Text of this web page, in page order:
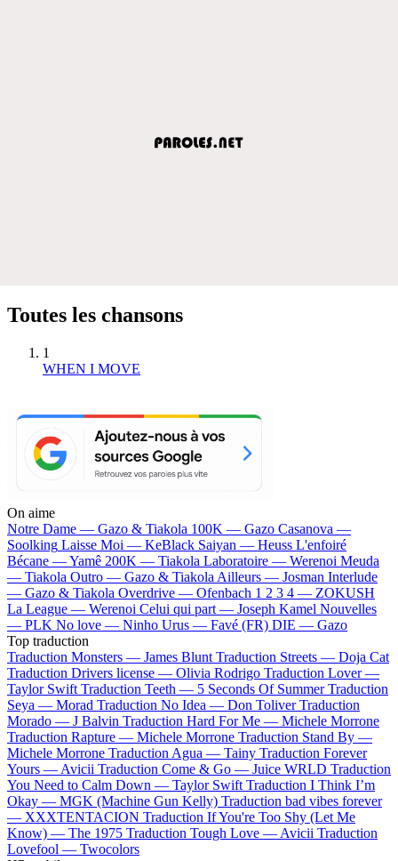
Toutes les chansons
1
WHEN I MOVE
On aime
Notre Dame — Gazo & Tiakola 100K — Gazo Casanova —
Soolking Laisse Moi — KeBlack Saiyan — Heuss L'enfoiré
Bécane —Yamê 200K — Tiakola Laboratoire — Werenoi Meuda
— Tiakola Outro — Gazo & Tiakola Ailleurs — Josman Interlude
— Gazo & Tiakola Overdrive — Ofenbach 1 2 3 4 — ZOKUSH
La League — Werenoi Celui qui part — Joseph Kamel Nouvelles
— PLK No love — Ninho Urus — Favé (FR) DIE — Gazo
Top traduction
Traduction Monsters — James Blunt Traduction Streets — Doja Cat
Traduction Drivers license — Olivia Rodrigo Traduction Lover —
Taylor Swift Traduction Teeth — 5 Seconds Of Summer Traduction
Seya — Morad Traduction No Idea — Don Toliver Traduction
Morado — J Balvin Traduction Hard For Me — Michele Morrone
Traduction Rapture — Michele Morrone Traduction Stand By —
Michele Morrone Traduction Agua — Tainy Traduction Forever
Yours — Avicii Traduction Come & Go — Juice WRLD Traduction
You Need to Calm Down — Taylor Swift Traduction I Think I’m
Okay — MGK (Machine Gun Kelly) Traduction bad vibes forever
— XXXTENTACION Traduction If You're Too Shy (Let Me
Know) — The 1975 Traduction Tough Love — Avicii Traduction
Lovefool — Twocolors